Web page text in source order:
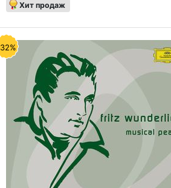
Хит продаж